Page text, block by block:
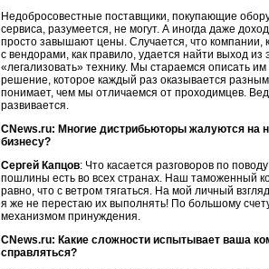
Недобросовестные поставщики, покупающие
сервиса, разумеется, не могут. А иногда даже
просто завышают цены. Случается, что компании,
с вендорами, как правило, удается найти выход
«легализовать» технику. Мы стараемся описать
решение, которое каждый раз оказывается
понимает, чем мы отличаемся от проходимцев.
развивается.
CNews.ru: Многие дистрибьюторы жалуются на
бизнесу?
Сергей Капцов: Что касается разговоров по
пошлины есть во всех странах. Наш таможенный
равно, что с ветром тягаться. На мой личный
я же не перестаю их выполнять! По большому
механизмом принуждения.
CNews.ru: Какие сложности испытывает ваша
справляться?